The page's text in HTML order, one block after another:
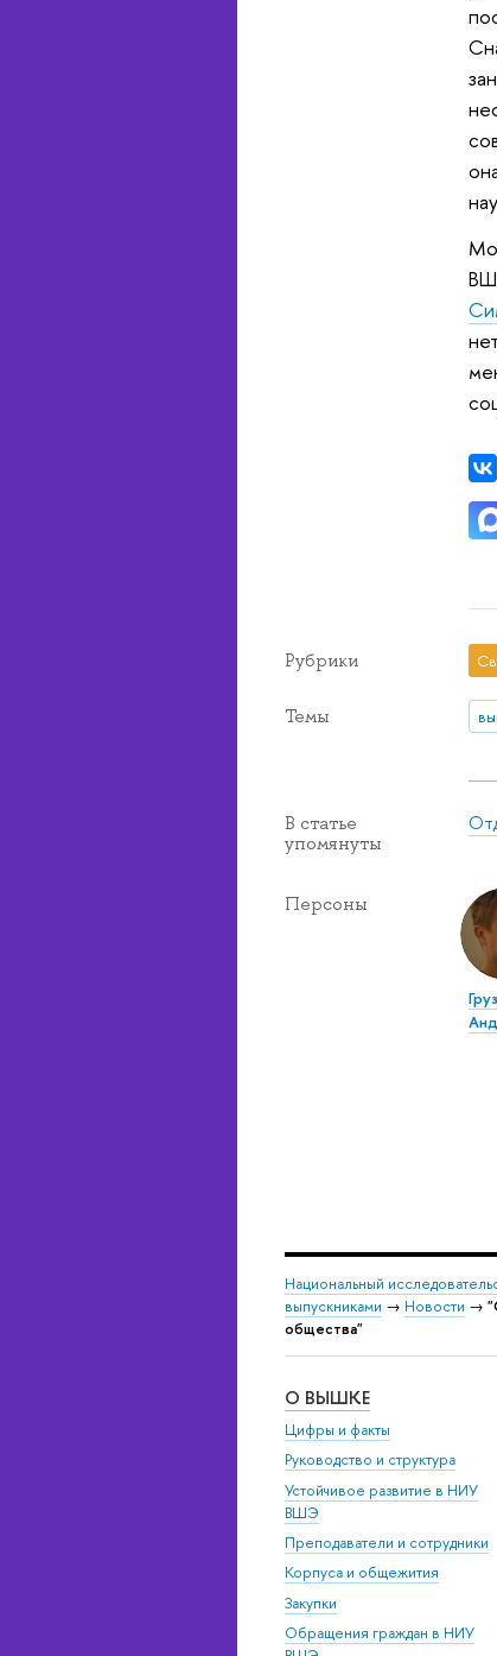
Рубрики
Темы
В статье
упомянуты
Персоны
Национальный
выпускниками → Новости →
общества"
О ВЫШКЕ
Цифры и факты
Руководство и структура
Устойчивое развитие в НИУ
ВШЭ
Преподаватели и сотрудники
Корпуса и общежития
Закупки
Обращения граждан в НИУ